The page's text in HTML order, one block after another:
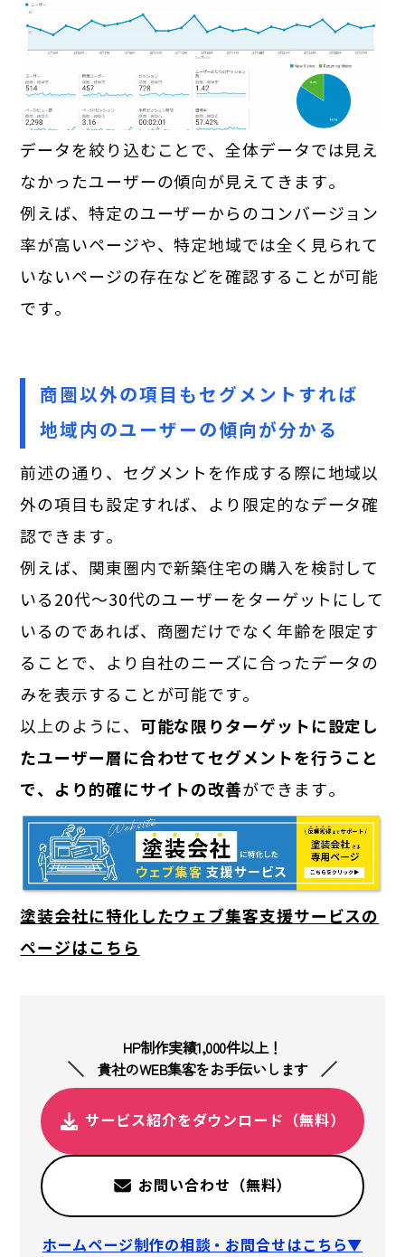
データを絞り込むことで、全体データでは見え
なかったユーザーの傾向が見えてきます。
例えば、特定のユーザーからのコンバージョン
率が高いページや、特定地域では全く見られて
いないページの存在などを確認することが可能
です。
商圏以外の項目もセグメントすれば
地域内のユーザーの傾向が分かる
前述の通り、セグメントを作成する際に地域以
外の項目も設定すれば、より限定的なデータ確
認できます。
例えば、関東圏内で新築住宅の購入を検討して
いる20代～30代のユーザーをターゲットにして
いるのであれば、商圏だけでなく年齢を限定す
ることで、より自社のニーズに合ったデータの
みを表示することが可能です。
以上のように、 可能な限りターゲットに設定し
たユーザー層に合わせてセグメントを行うこと
で、より的確にサイトの改善ができます。
塗装会社に特化したウェブ集客支援サービスの
ページはこちら
HP制作実績1,000件以上！
貴社のWEB集客をお手伝いします
サービス紹介をダウンロード（無料）
お問い合わせ（無料）
ホームページ制作の相談・お問合せはこちら▼